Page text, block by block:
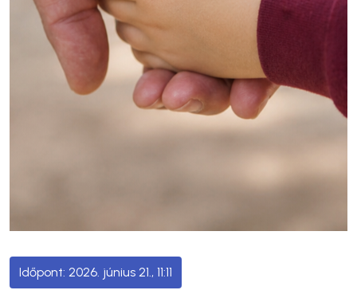
2026. június 21., 11:11